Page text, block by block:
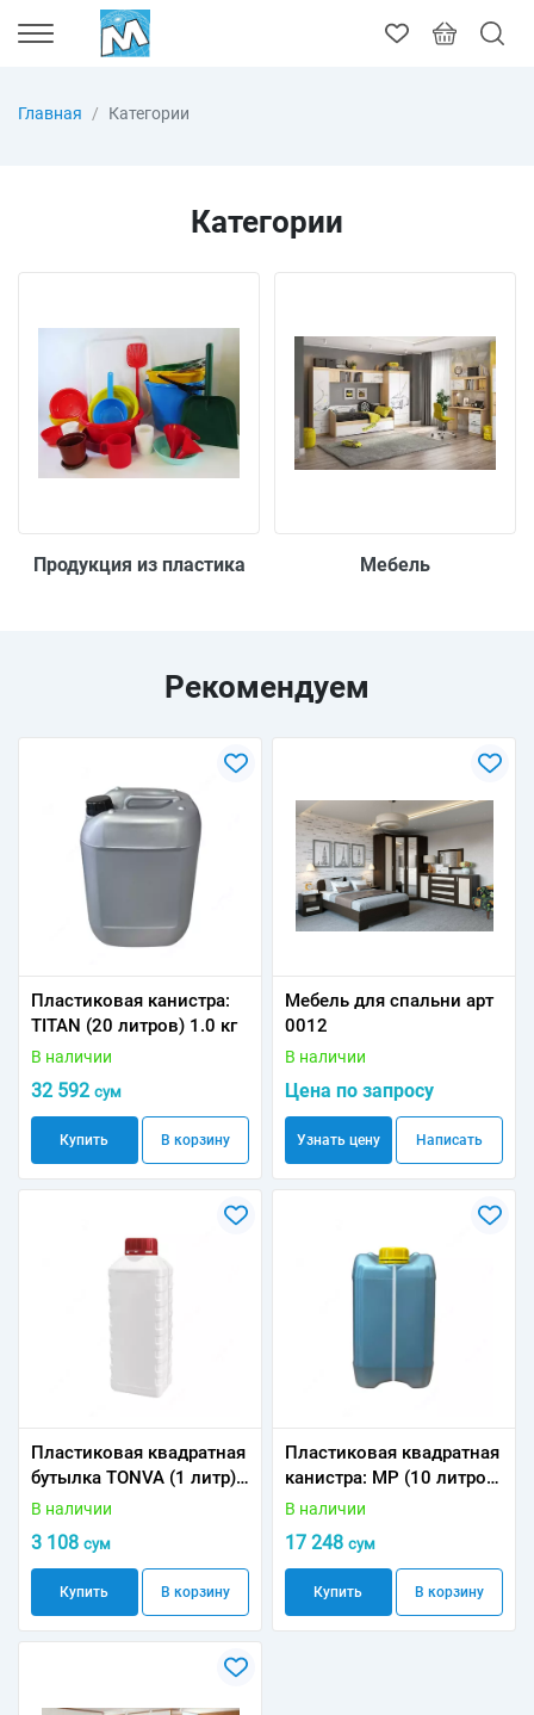
Главная Категории
Категории
Продукция из пластика Мебель
Рекомендуем
Пластиковая канистра:
TITAN (20 литров) 1.0 кг
В наличии
32 592 сум
Купить В корзину
Мебель для спальни арт
0012
В наличии
Цена по запросу
Узнать цену Написать
Пластиковая квадратная
бутылка TONVA (1 литр)
0.06 кг
В наличии
3 108 сум
Купить В корзину
Пластиковая квадратная
канистра: MP (10 литров)
0.5 кг
В наличии
17 248 сум
Купить В корзину